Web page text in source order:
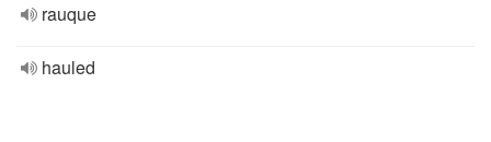
rauque
hauled